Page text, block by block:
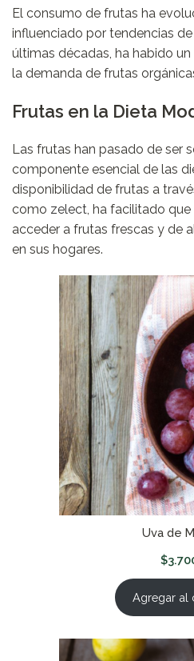
El consumo de frutas ha
influenciado por tendencias
últimas décadas, ha habido
la demanda de frutas
Frutas en la Dieta
Las frutas han pasado de ser
componente esencial de las
disponibilidad de frutas a
como zelect, ha facilitado
acceder a frutas frescas y de
en sus hogares.
Uva de
$
Agregar al